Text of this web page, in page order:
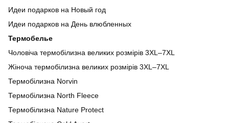
Идеи подарков на Новый год
Идеи подарков на День влюбленных
Термобелье
Чоловіча термобілизна великих розмірів 3XL–7XL
Жіноча термобілизна великих розмірів 3XL–7XL
Термобілизна Norvin
Термобілизна North Fleece
Термобілизна Nature Protect